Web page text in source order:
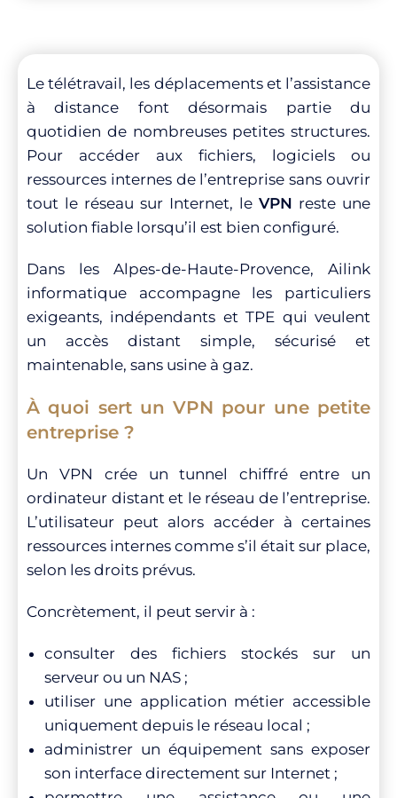
Le télétravail, les déplacements et l’assistance
à distance font désormais partie du
quotidien de nombreuses petites structures.
Pour accéder aux fichiers, logiciels ou
ressources internes de l’entreprise sans ouvrir
tout le réseau sur Internet, le VPN reste une
solution fiable lorsqu’il est bien configuré.
Dans les Alpes-de-Haute-Provence, Ailink
informatique accompagne les particuliers
exigeants, indépendants et TPE qui veulent
un accès distant simple, sécurisé et
maintenable, sans usine à gaz.
À quoi sert un VPN pour une petite
entreprise ?
Un VPN crée un tunnel chiffré entre un
ordinateur distant et le réseau de l’entreprise.
L’utilisateur peut alors accéder à certaines
ressources internes comme s’il était sur place,
selon les droits prévus.
Concrètement, il peut servir à :
consulter des fichiers stockés sur un
serveur ou un NAS ;
utiliser une application métier accessible
uniquement depuis le réseau local ;
administrer un équipement sans exposer
son interface directement sur Internet ;